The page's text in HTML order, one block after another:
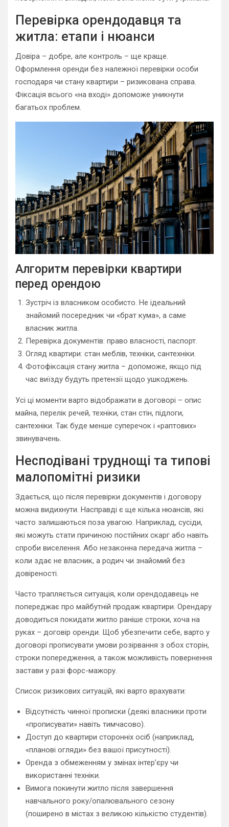
Перевірка орендодавця та
житла: етапи і нюанси
Довіра – добре, але контроль – ще краще.
Оформлення оренди без належної перевірки особи
господаря чи стану квартири – ризикована справа.
Фіксація всього «на вході» допоможе уникнути
багатьох проблем.
Алгоритм перевірки квартири
перед орендою
Зустріч із власником особисто. Не ідеальний
знайомий посередник чи «брат кума», а саме
власник житла.
Перевірка документів: право власності, паспорт.
Огляд квартири: стан меблів, техніки, сантехніки.
Фотофіксація стану житла – допоможе, якщо під
час виїзду будуть претензії щодо ушкоджень.
Усі ці моменти варто відображати в договорі – опис
майна, перелік речей, техніки, стан стін, підлоги,
сантехніки. Так буде менше суперечок і «раптових»
звинувачень.
Несподівані труднощі та типові
малопомітні ризики
Здається, що після перевірки документів і договору
можна видихнути. Насправді є ще кілька нюансів, які
часто залишаються поза увагою. Наприклад, сусіди,
які можуть стати причиною постійних скарг або навіть
спроби виселення. Або незаконна передача житла –
коли здає не власник, а родич чи знайомий без
довіреності.
Часто трапляється ситуація, коли орендодавець не
попереджає про майбутній продаж квартири. Орендару
доводиться покидати житло раніше строки, хоча на
руках – договір оренди. Щоб убезпечити себе, варто у
договорі прописувати умови розірвання з обох сторін,
строки попередження, а також можливість повернення
застави у разі форс-мажору.
Список ризикових ситуацій, які варто врахувати:
Відсутність чинної прописки (деякі власники проти
«прописувати» навіть тимчасово).
Доступ до квартири сторонніх осіб (наприклад,
«планові огляди» без вашої присутності).
Оренда з обмеженням у змінах інтер’єру чи
використанні техніки.
Вимога покинути житло після завершення
навчального року/опалювального сезону
(поширено в містах з великою кількістю студентів).